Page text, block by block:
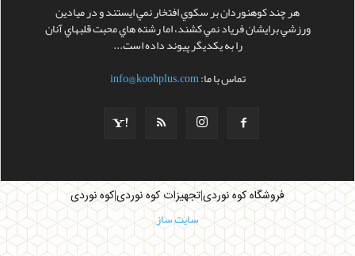
هر چند کوهنوردان بر سکوي افتخار نمي ايستند و در ميادين
ورزشي برايشان فرياد نمي کشند، اما رشته هاي محبت قلبهاي آنان
را به يکديگر پيوند داده است...
تماس با ما:info@koohplus.com
فروشگاه کوه نوردی|تجهیزات کوه نوردی|کوه نوردی
سایت ساز